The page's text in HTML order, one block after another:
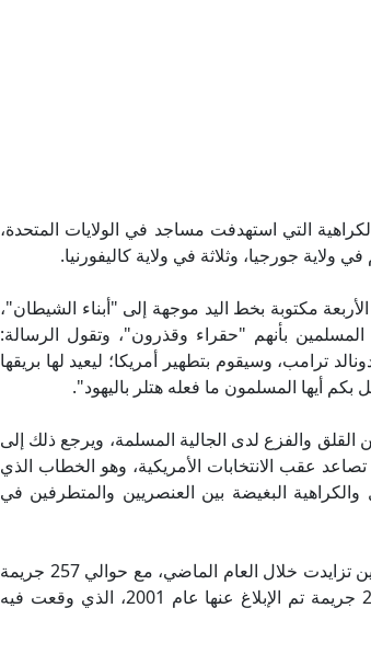
التي استهدفت مساجد في الولايات المتحدة،
جورجيا، وثلاثة في ولاية كاليفورنيا.
مكتوبة بخط اليد موجهة إلى "أبناء الشيطان"،
بأنهم "حقراء وقذرون"، وتقول الرسالة:
ترامب، وسيقوم بتطهير أمريكا؛ ليعيد لها بريقها
أيها المسلمون ما فعله هتلر باليهود".
والفزع لدى الجالية المسلمة، ويرجع ذلك إلى
عقب الانتخابات الأمريكية، وهو الخطاب الذي
البغيضة بين العنصريين والمتطرفين في
وأشار مرصد الإسلاموفوبيا إلى أن جرائم الكراهية ضد المسلمين تزايدت خلال العام الماضي، مع حوالي 257 جريمة
كراهية ضد المسلمين تم الإبلاغ عنها عام 2015، مقارنة بـ296 جريمة تم الإبلاغ عنها عام 2001، الذي وقعت فيه